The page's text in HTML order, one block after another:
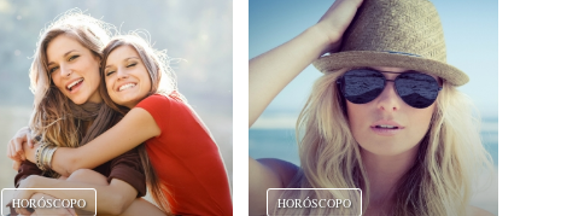
HORÓSCOPO HORÓSCOPO